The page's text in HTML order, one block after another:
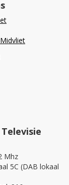
Mhz
5C (DAB lokaal